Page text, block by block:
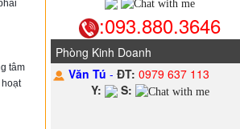
tâm
:093.880.3646
Phòng Kinh Doanh
Văn Tú-ĐT: 0979 637 113
Y:
S: